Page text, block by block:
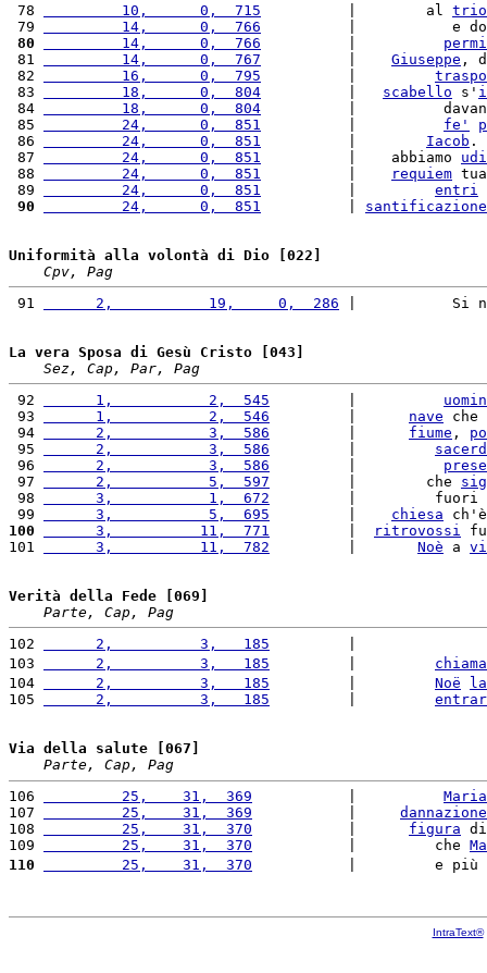
78
         10,      0,  715
          |        al
79
         14,      0,  766
|           e
80
         14,      0,  766
81
         14,      0,  767
Giuseppe ,
82
         16,      0,  795
83
         18,      0,  804
scabello s'
84
         18,      0,  804
|
85
         24,      0,  851
fe'
86
         24,      0,  851
Iacob .
87
         24,      0,  851
          |    abbiamo
88
         24,      0,  851
requiem
89
         24,      0,  851
entri
90
         24,      0,  851
santificazione
Uniformità alla volontà di Dio [022]
Cpv, Pag
91
      2,           19,     0,  286
|           Si
La vera Sposa di Gesù Cristo [043]
Sez, Cap, Par, Pag
92
      1,           2,  545
93
      1,           2,  546
nave che
94
      2,           3,  586
fiume ,
95
      2,           3,  586
96
      2,           3,  586
97
      2,           5,  597
         |        che
98
      3,           1,  672
|         fuori
99
      3,           5,  695
chiesa
100
      3,          11,  771
ritrovossi
101
      3,          11,  782
Noè a
Verità della Fede [069]
Parte, Cap, Pag
102
      2,          3,   185
103
      2,          3,   185
chiama
104
      2,          3,   185
Noë
105
      2,          3,   185
Via della salute [067]
Parte, Cap, Pag
106
         25,    31,  369
Maria
107
         25,    31,  369
dannazione
108
         25,    31,  370
figura
109
         25,    31,  370
           |         che
110
         25,    31,  370
           |         e più
IntraText®